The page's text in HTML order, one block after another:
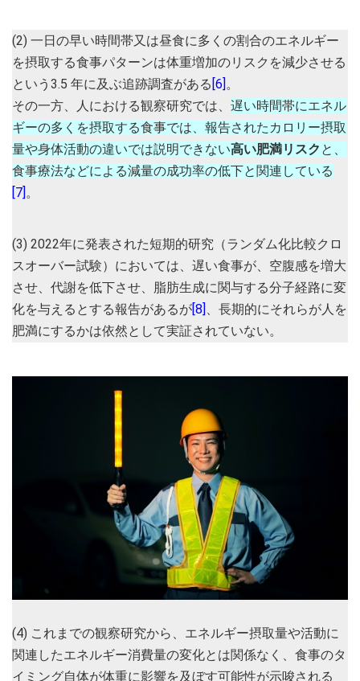
(2) 一日の早い時間帯又は昼食に多くの割合のエネルギー
を摂取する食事パターンは体重増加のリスクを減少させる
という3.5 年に及ぶ追跡調査がある [6] 。
その一方、人における観察研究では、 遅い時間帯にエネル
ギーの多くを摂取する食事では、報告されたカロリー摂取
量や身体活動の違いでは説明できない高い肥満リスク と、
食事療法などによる減量の成功率の低下と関連している
[7] 。
(3) 2022年に発表された短期的研究（ランダム化比較クロ
スオーバー試験）においては、遅い食事が、空腹感を増大
させ、代謝を低下させ、脂肪生成に関与する分子経路に変
化を与えるとする報告があるが[8]
、長期的にそれらが人を
肥満にするかは依然として実証されていない。
(4) これまでの観察研究から、エネルギー摂取量や活動に
関連したエネルギー消費量の変化とは関係なく、食事のタ
イミング自体が体重に影響を及ぼす可能性が示唆される